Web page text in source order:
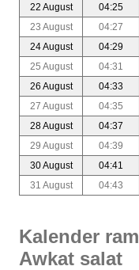
22 August
04:25
23 August
04:27
24 August
04:29
25 August
04:31
26 August
04:33
27 August
04:35
28 August
04:37
29 August
04:39
30 August
04:41
31 August
04:43
Kalender
Awkat salat